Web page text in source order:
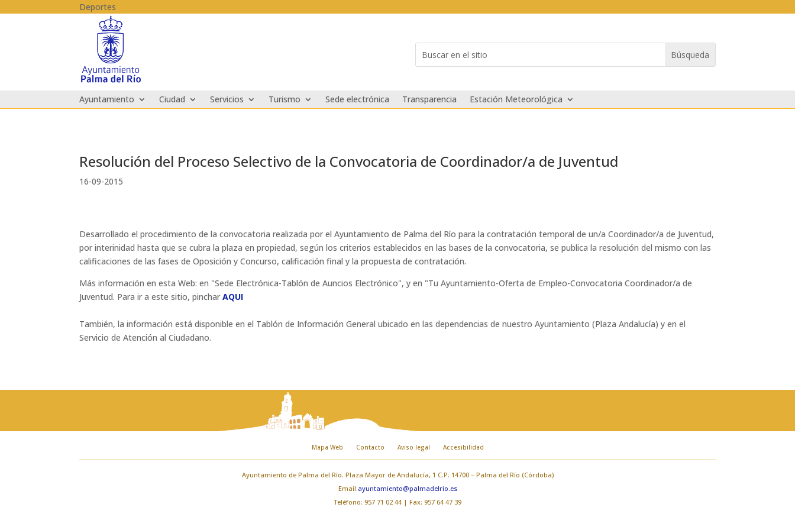
Deportes
for...
Ayuntamiento Ciudad Servicios Turismo Sede electrónica Transparencia Estación Meteorológica
Resolución del Proceso Selectivo de la Convocatoria de Coordinador/a de Juventud
16-09-2015
Desarrollado el procedimiento de la convocatoria realizada por el Ayuntamiento de Palma del Río para la contratación temporal de un/a Coordinador/a de Juventud,
por interinidad hasta que se cubra la plaza en propiedad, según los criterios establecidos en las bases de la convocatoria, se publica la resolución del mismo con las
calificaciones de las fases de Oposición y Concurso, calificación final y la propuesta de contratación.
Más información en esta Web: en "Sede Electrónica-Tablón de Auncios Electrónico", y en "Tu Ayuntamiento-Oferta de Empleo-Convocatoria Coordinador/a de
Juventud. Para ir a este sitio, pincharAQUI
También, la información está disponible en el Tablón de Información General ubicado en las dependencias de nuestro Ayuntamiento (Plaza Andalucía) y en el
Servicio de Atención al Ciudadano.
Mapa Web Contacto Aviso legal Accesibilidad
Ayuntamiento de Palma del Río. Plaza Mayor de Andalucía, 1 C.P: 14700 – Palma del Río (Córdoba)
Email:ayuntamiento@palmadelrio.es
Teléfono: 957 71 02 44 | Fax: 957 64 47 39